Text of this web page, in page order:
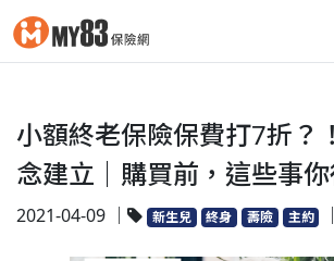
小額終老保險保費打7折？
念建立｜購買前，這些事你
2021-04-09 ｜ 新生兒 終身 壽險 主約